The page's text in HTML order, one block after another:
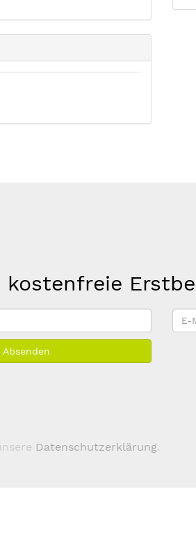
kostenfreie
E-
Absenden
Datenschutzerklärung.